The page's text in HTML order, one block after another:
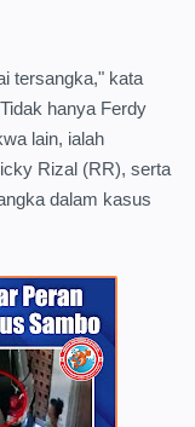
tersangka," kata
hanya Ferdy
lain, ialah
Rizal (RR), serta
dalam kasus